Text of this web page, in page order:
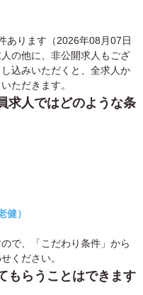
あります（2026年08月07日
の他に、非公開求人もござ
込みいただくと、全求人か
ただきます。
求人ではどのような条
）
で、「こだわり条件」から
ください。
もらうことはできます